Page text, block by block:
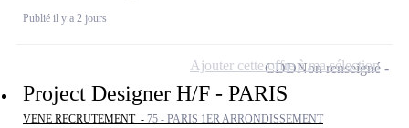
Publié il y a 2 jours
Project Designer H/F - PARIS
VENE RECRUTEMENT - 75 - PARIS 1ER ARRONDISSEMENT
CDDNon renseigné
Ajouter cette offre à ma sélection